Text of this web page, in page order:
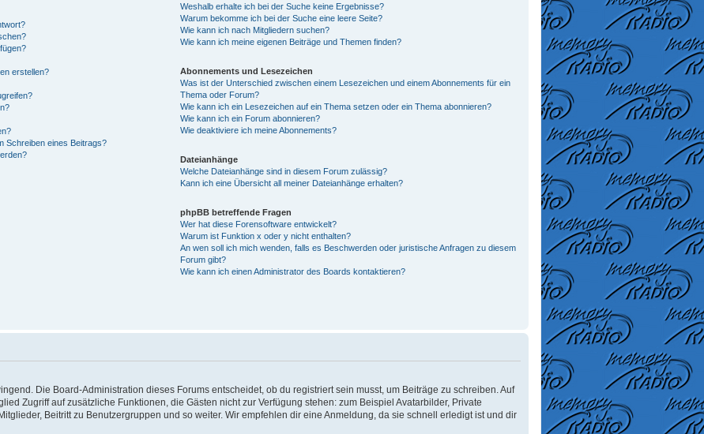
erstellen?
Schreiben eines Beitrags?
Weshalb erhalte ich bei der Suche keine Ergebnisse?
Warum bekomme ich bei der Suche eine leere Seite?
Wie kann ich nach Mitgliedern suchen?
Wie kann ich meine eigenen Beiträge und Themen finden?
Abonnements und Lesezeichen
Was ist der Unterschied zwischen einem Lesezeichen und einem Abonnements für ein
Thema oder Forum?
Wie kann ich ein Lesezeichen auf ein Thema setzen oder ein Thema abonnieren?
Wie kann ich ein Forum abonnieren?
Wie deaktiviere ich meine Abonnements?
Dateianhänge
Welche Dateianhänge sind in diesem Forum zulässig?
Kann ich eine Übersicht all meiner Dateianhänge erhalten?
phpBB betreffende Fragen
Wer hat diese Forensoftware entwickelt?
Warum ist Funktion x oder y nicht enthalten?
An wen soll ich mich wenden, falls es Beschwerden oder juristische Anfragen zu diesem
Forum gibt?
Wie kann ich einen Administrator des Boards kontaktieren?
Die Board-Administration dieses Forums entscheidet, ob du registriert sein musst, um Beiträge zu schreiben. Auf
Zugriff auf zusätzliche Funktionen, die Gästen nicht zur Verfügung stehen: zum Beispiel Avatarbilder, Private
Beitritt zu Benutzergruppen und so weiter. Wir empfehlen dir eine Anmeldung, da sie schnell erledigt ist und dir